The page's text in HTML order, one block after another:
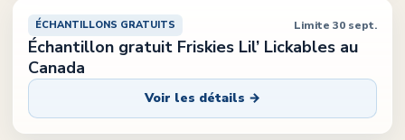
ÉCHANTILLONS GRATUITS Limite 30 sept.
Échantillon gratuit Friskies Lil’ Lickables au
Canada
Voir les détails →